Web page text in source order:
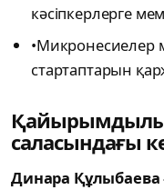
кәсіпкерлерге
•​Микронесиелер
стартаптарын
саласындағы
Динара Құлыбаева